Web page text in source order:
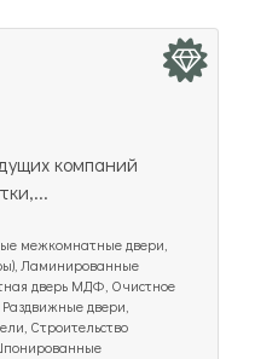
компаний
межкомнатные двери,
Ламинированные
дверь МДФ, Очистное
двери,
Строительство